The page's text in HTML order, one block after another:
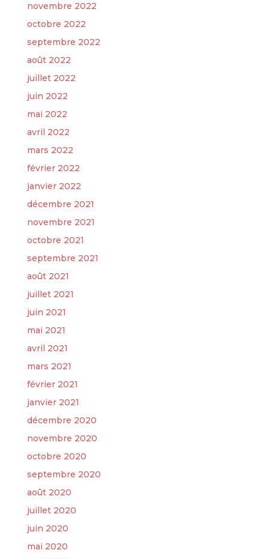
novembre 2022
octobre 2022
septembre 2022
août 2022
juillet 2022
juin 2022
mai 2022
avril 2022
mars 2022
février 2022
janvier 2022
décembre 2021
novembre 2021
octobre 2021
septembre 2021
août 2021
juillet 2021
juin 2021
mai 2021
avril 2021
mars 2021
février 2021
janvier 2021
décembre 2020
novembre 2020
octobre 2020
septembre 2020
août 2020
juillet 2020
juin 2020
mai 2020